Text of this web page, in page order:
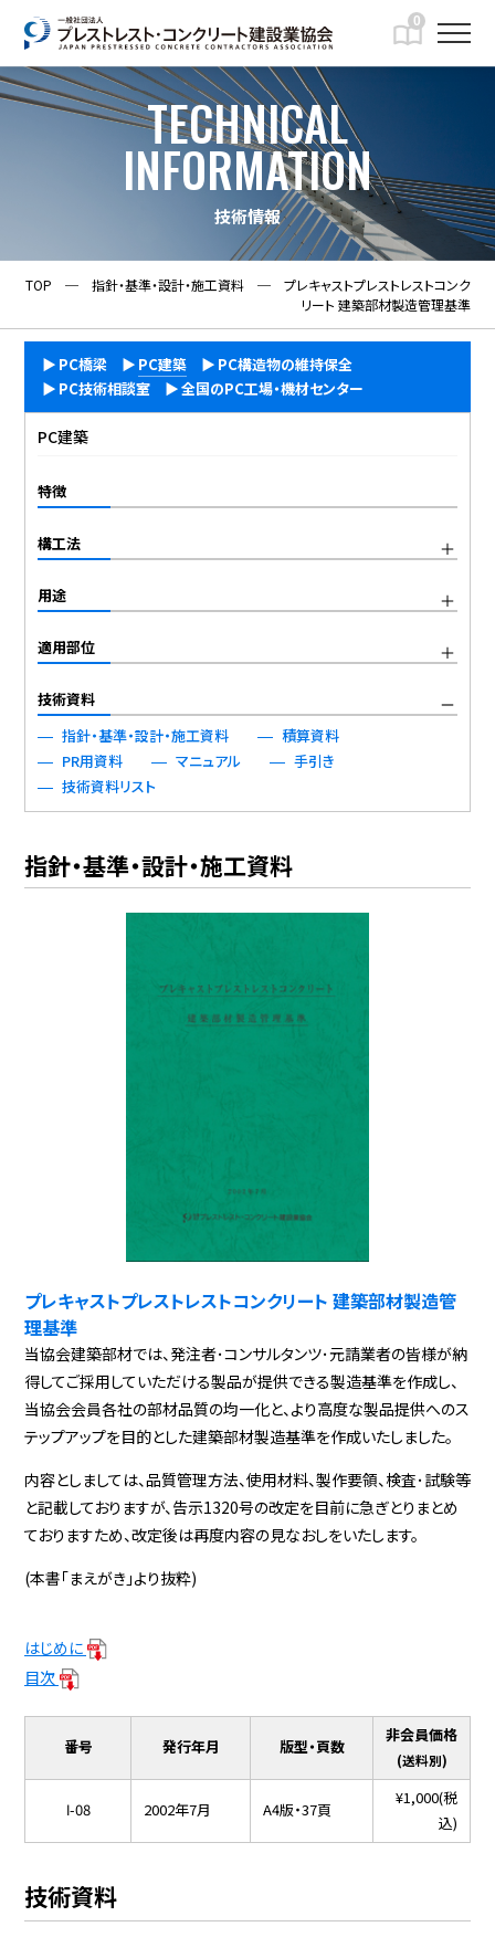
0
TECHNICAL
INFORMATION
技術情報
TOP ─ 指針・基準・設計・施工資料 ─ プレキャストプレストレストコンク
リート 建築部材製造管理基準
PC橋梁 PC建築
PC構造物の維持保全
PC技術相談室
全国のPC工場・機材センター
PC建築
特徴
構工法
用途
適用部位
技術資料
指針・基準・設計・施工資料
積算資料
PR用資料
マニュアル
手引き
技術資料リスト
指針・基準・設計・施工資料
プレキャストプレストレストコンクリート 建築部材製造管
理基準
当協会建築部材では、発注者･コンサルタンツ･元請業者の皆様が納
得してご採用していただける製品が提供できる製造基準を作成し、
当協会会員各社の部材品質の均一化と、より高度な製品提供へのス
テップアップを目的とした建築部材製造基準を作成いたしました。
内容としましては、品質管理方法、使用材料、製作要領、検査･試験等
と記載しておりますが、告示1320号の改定を目前に急ぎとりまとめ
ておりますため、改定後は再度内容の見なおしをいたします。
(本書「まえがき」より抜粋)
はじめに
目次
番号 発行年月 版型・頁数
非会員価格
(送料別)
Ⅰ-08 2002年7月 A4版・37頁
¥1,000(税
込)
技術資料